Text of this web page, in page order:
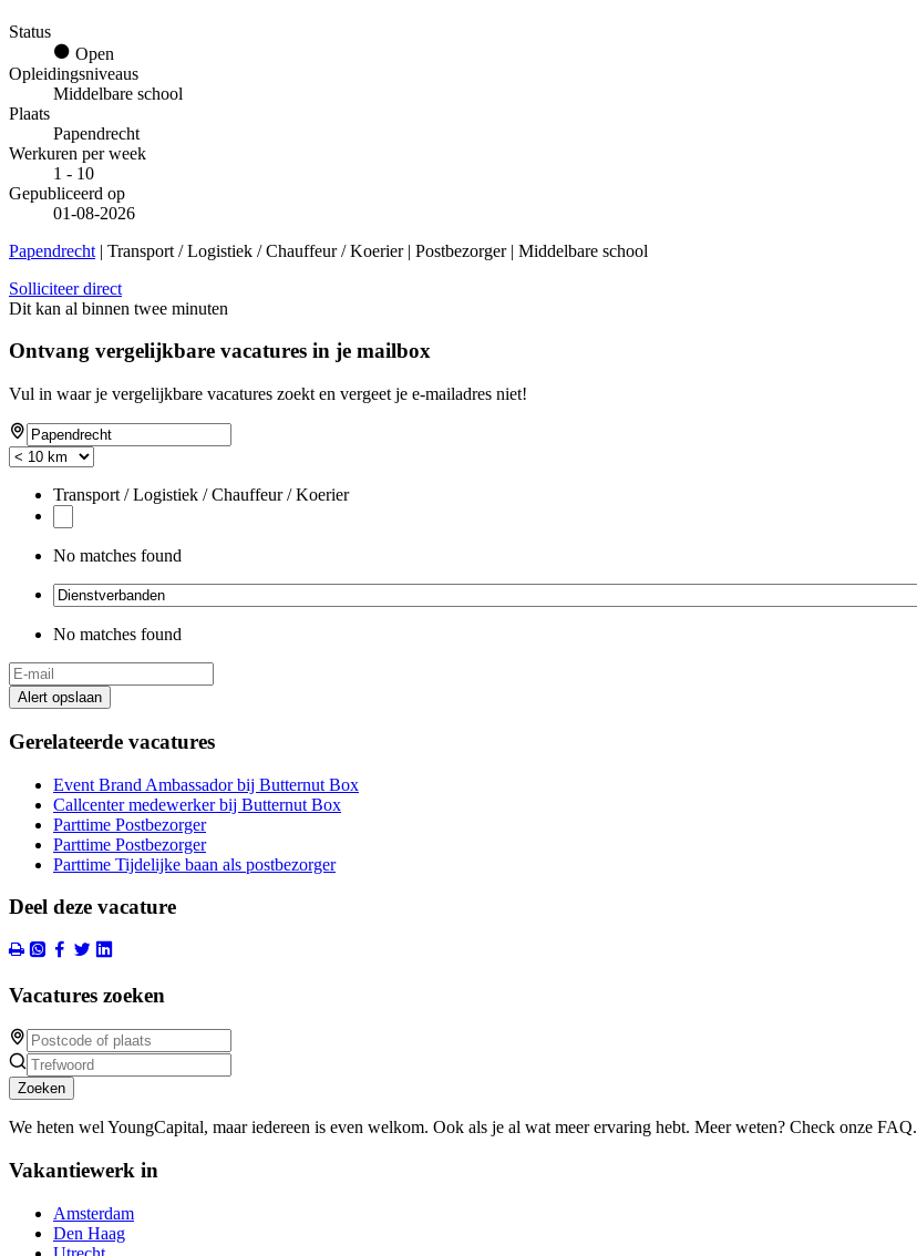
Status
Open
Opleidingsniveaus
Middelbare school
Plaats
Papendrecht
Werkuren per week
1 - 10
Gepubliceerd op
01-08-2026
Papendrecht | Transport / Logistiek / Chauffeur / Koerier | Postbezorger | Middelbare school
Solliciteer direct
Dit kan al binnen twee minuten
Ontvang vergelijkbare vacatures in je mailbox
Vul in waar je vergelijkbare vacatures zoekt en vergeet je e-mailadres niet!
Transport / Logistiek / Chauffeur / Koerier
No matches found
No matches found
Alert opslaan
Gerelateerde vacatures
Event Brand Ambassador bij Butternut Box
Callcenter medewerker bij Butternut Box
Parttime Postbezorger
Parttime Postbezorger
Parttime Tijdelijke baan als postbezorger
Deel deze vacature
Vacatures zoeken
Zoeken
We heten wel YoungCapital, maar iedereen is even welkom. Ook als je al wat meer ervaring hebt. Meer weten? Check onze FAQ.
Vakantiewerk in
Amsterdam
Den Haag